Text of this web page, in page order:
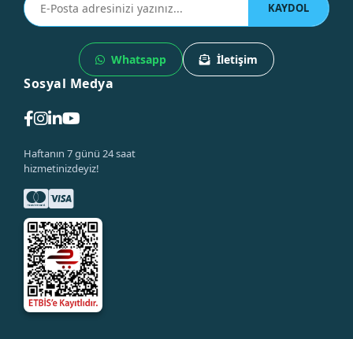
KAYDOL
Whatsapp İletişim
Sosyal Medya
Haftanın 7 günü 24 saat
hizmetinizdeyiz!